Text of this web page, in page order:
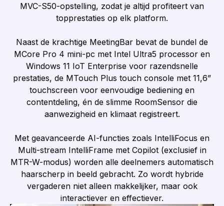
MVC-S50-opstelling, zodat je altijd profiteert van
topprestaties op elk platform.
Naast de krachtige MeetingBar bevat de bundel de
MCore Pro 4 mini-pc met Intel Ultra5 processor en
Windows 11 IoT Enterprise voor razendsnelle
prestaties, de MTouch Plus touch console met 11,6”
touchscreen voor eenvoudige bediening en
contentdeling, én de slimme RoomSensor die
aanwezigheid en klimaat registreert.
Met geavanceerde AI-functies zoals IntelliFocus en
Multi-stream IntelliFrame met Copilot (exclusief in
MTR-W-modus) worden alle deelnemers automatisch
haarscherp in beeld gebracht. Zo wordt hybride
vergaderen niet alleen makkelijker, maar ook
interactiever en effectiever.